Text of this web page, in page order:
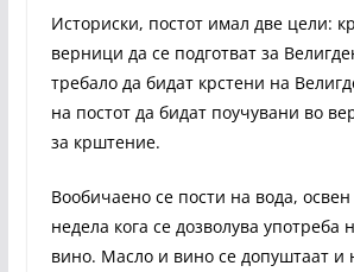
Историски, постот имал две цели:
верници да се подготват за
требало да бидат крстени на
на постот да бидат поучувани во
за крштение.
Вообичаено се пости на вода, освен
недела кога се дозволува употреба
вино. Масло и вино се допуштаат и